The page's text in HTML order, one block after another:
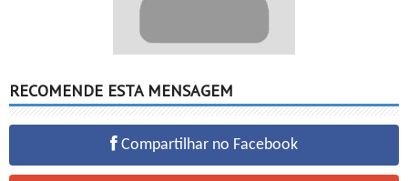
RECOMENDE ESTA MENSAGEM
Compartilhar no Facebook